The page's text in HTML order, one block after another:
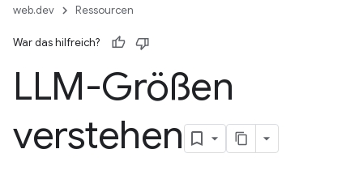
web.dev Ressourcen
War das hilfreich?
LLM-Größen
verstehen